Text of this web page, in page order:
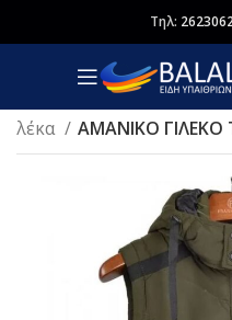
Τηλ:
AMΑΝΙΚΟ ΓΙΛΕΚΟ